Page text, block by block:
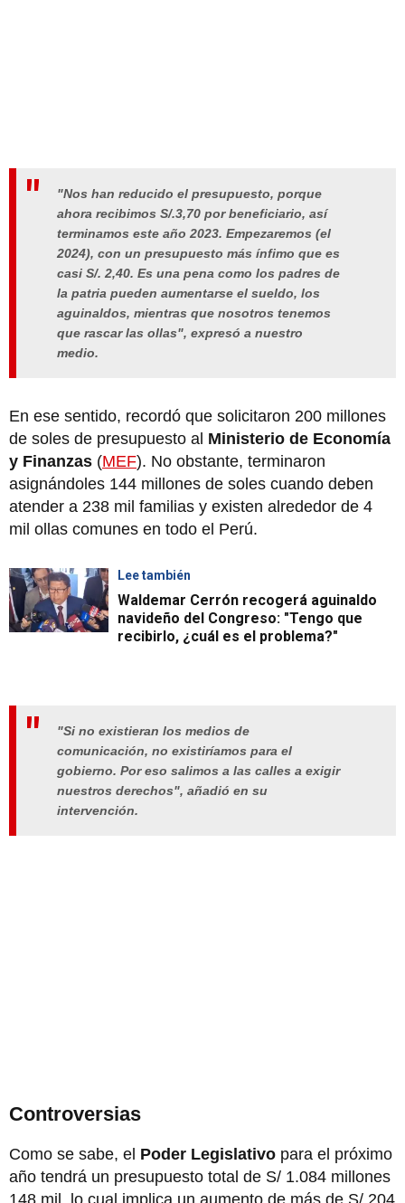
"Nos han reducido el presupuesto, porque
ahora recibimos S/.3,70 por beneficiario, así
terminamos este año 2023. Empezaremos (el
2024), con un presupuesto más ínfimo que es
casi S/. 2,40. Es una pena como los padres de
la patria pueden aumentarse el sueldo, los
aguinaldos, mientras que nosotros tenemos
que rascar las ollas", expresó a nuestro
medio.
En ese sentido, recordó que solicitaron 200 millones
de soles de presupuesto al Ministerio de Economía
y Finanzas (MEF). No obstante, terminaron
asignándoles 144 millones de soles cuando deben
atender a 238 mil familias y existen alrededor de 4
mil ollas comunes en todo el Perú.
Lee también
Waldemar Cerrón recogerá aguinaldo
navideño del Congreso: "Tengo que
recibirlo, ¿cuál es el problema?"
"Si no existieran los medios de
comunicación, no existiríamos para el
gobierno. Por eso salimos a las calles a exigir
nuestros derechos", añadió en su
intervención.
Controversias
Como se sabe, el Poder Legislativo para el próximo
año tendrá un presupuesto total de S/ 1.084 millones
148 mil, lo cual implica un aumento de más de S/ 204